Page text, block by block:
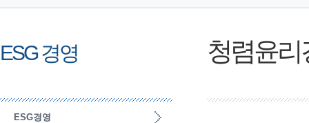
ESG 경영
ESG경영
청렴윤리